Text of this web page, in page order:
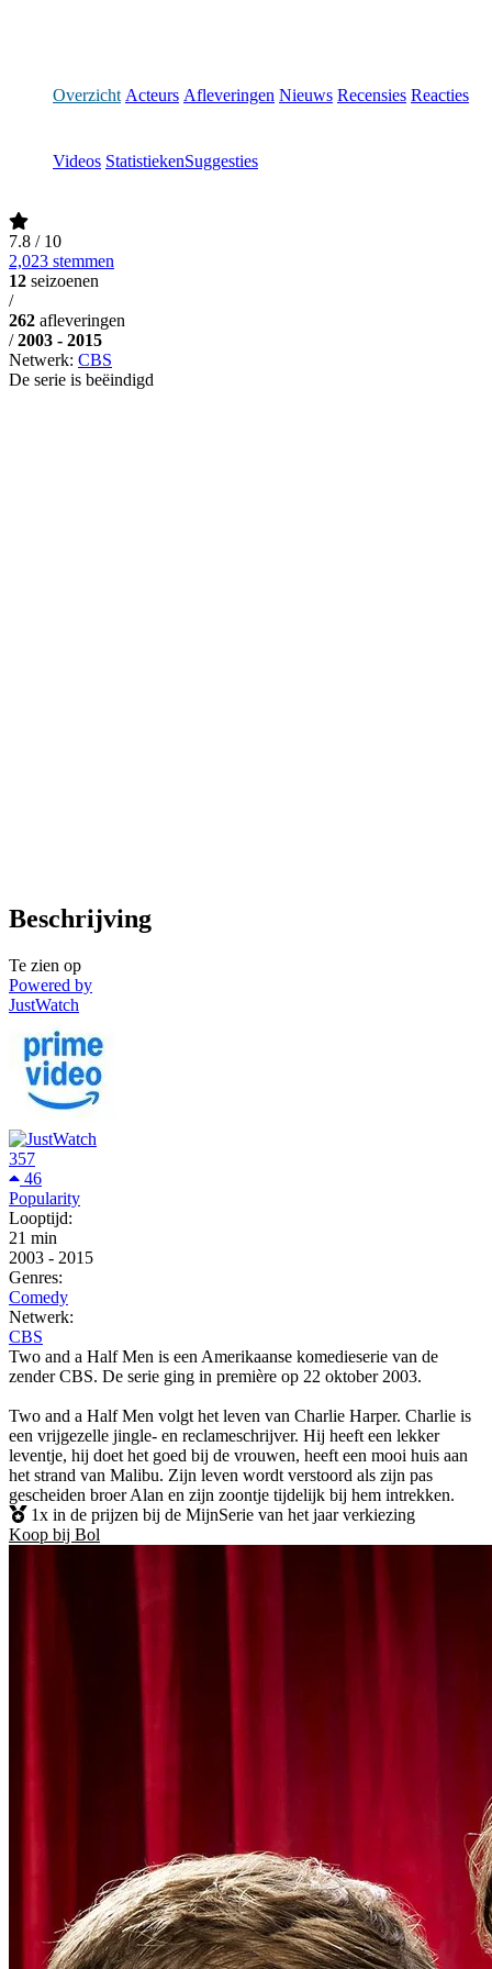
Overzicht Acteurs Afleveringen Nieuws Recensies Reacties
Videos StatistiekenSuggesties
7.8 / 10
2,023 stemmen
12 seizoenen
/
262 afleveringen
/ 2003 - 2015
Netwerk: CBS
De serie is beëindigd
Beschrijving
Te zien op
Powered by
JustWatch
357
46
Popularity
Looptijd:
21 min
2003 - 2015
Genres:
Comedy
Netwerk:
CBS
Two and a Half Men is een Amerikaanse komedieserie van de
zender CBS. De serie ging in première op 22 oktober 2003.
Two and a Half Men volgt het leven van Charlie Harper. Charlie is
een vrijgezelle jingle- en reclameschrijver. Hij heeft een lekker
leventje, hij doet het goed bij de vrouwen, heeft een mooi huis aan
het strand van Malibu. Zijn leven wordt verstoord als zijn pas
gescheiden broer Alan en zijn zoontje tijdelijk bij hem intrekken.
1x in de prijzen bij de MijnSerie van het jaar verkiezing
Koop bij Bol